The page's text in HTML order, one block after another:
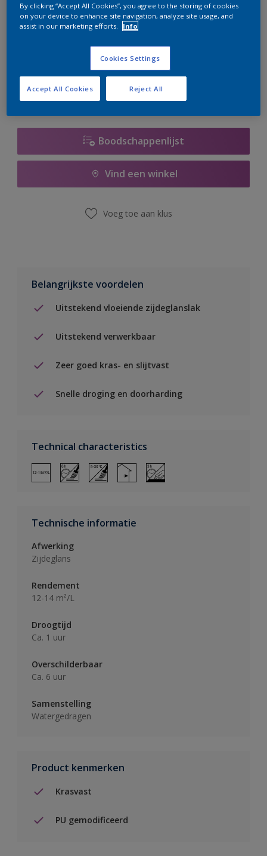
er hard aan om de voorraad aan te vullen.
Boodschappenlijst
Vind een winkel
Voeg toe aan klus
Belangrijkste voordelen
Uitstekend vloeiende zijdeglanslak
Uitstekend verwerkbaar
Zeer goed kras- en slijtvast
Snelle droging en doorharding
Technical characteristics
Technische informatie
Afwerking
Zijdeglans
Rendement
12-14 m²/L
Droogtijd
Ca. 1 uur
Overschilderbaar
Ca. 6 uur
Samenstelling
Watergedragen
Product kenmerken
Krasvast
PU gemodificeerd
By clicking “Accept All Cookies”, you agree to the storing of cookies
on your device to enhance site navigation, analyze site usage, and
assist in our marketing efforts.
Info
Cookies Settings
Reject All
Accept All Cookies